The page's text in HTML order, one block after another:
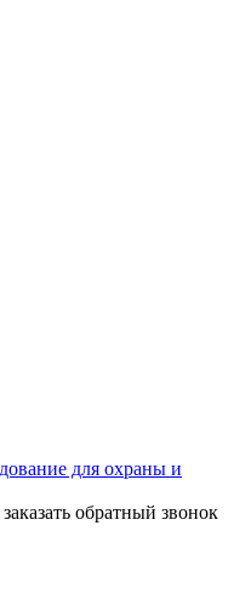
заказать обратный звонок